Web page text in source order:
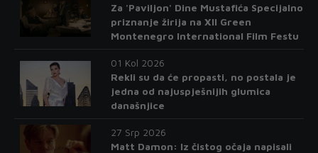
Za 'Paviljon' Dine Mustafića Specijalno
priznanje žirija na XII Green
Montenegro International Film Festu
01 Kol 2026
Rekli su da će propasti, no postala je
jedna od najuspješnijih glumica
današnjice
27 Srp 2026
Matt Damon: Iz čistog očaja napisali